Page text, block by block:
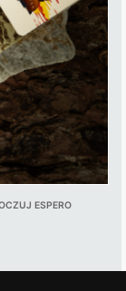
ESPERO